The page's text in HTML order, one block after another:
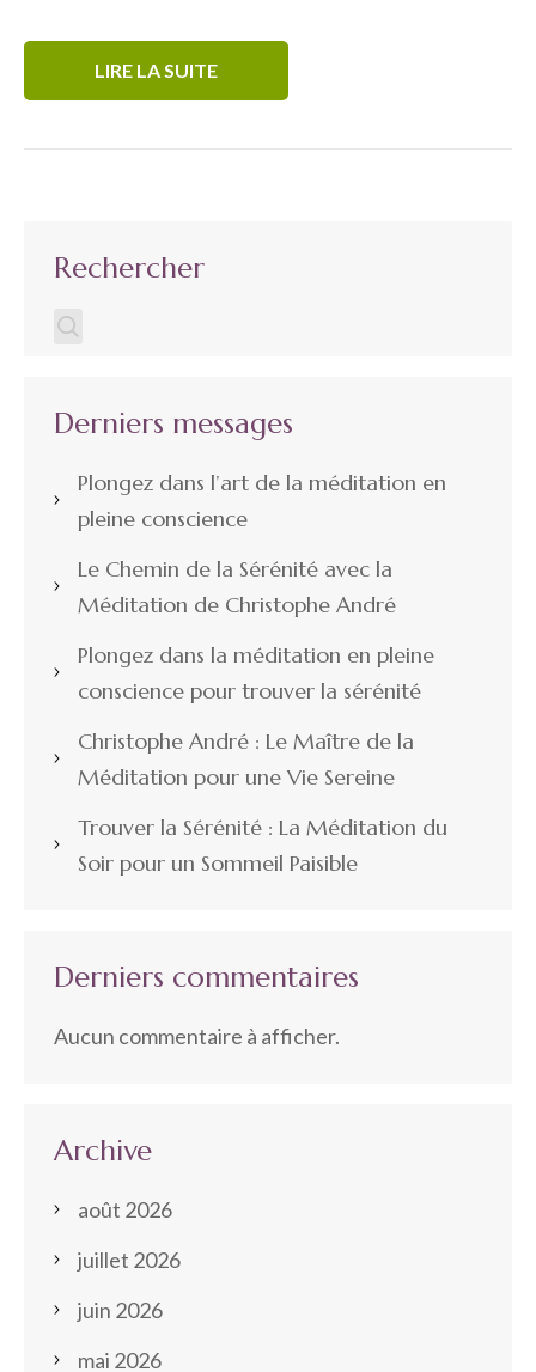
LIRE LA SUITE
Rechercher
Derniers messages
Plongez dans l’art de la méditation en
pleine conscience
Le Chemin de la Sérénité avec la
Méditation de Christophe André
Plongez dans la méditation en pleine
conscience pour trouver la sérénité
Christophe André : Le Maître de la
Méditation pour une Vie Sereine
Trouver la Sérénité : La Méditation du
Soir pour un Sommeil Paisible
Derniers commentaires
Aucun commentaire à afficher.
Archive
août 2026
juillet 2026
juin 2026
mai 2026